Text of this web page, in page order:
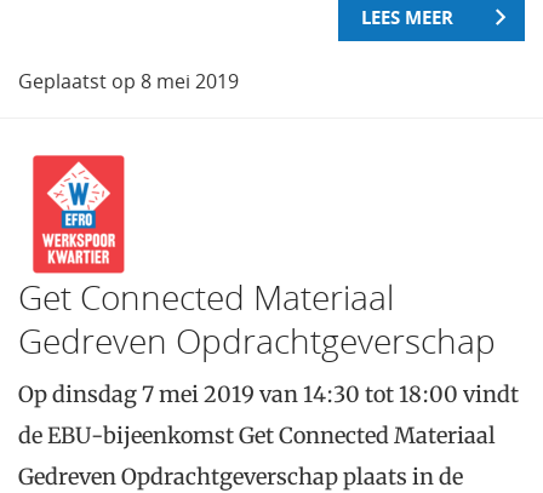
LEES MEER
Geplaatst op 8 mei 2019
Get Connected Materiaal
Gedreven Opdrachtgeverschap
Op dinsdag 7 mei 2019 van 14:30 tot 18:00 vindt
de EBU-bijeenkomst Get Connected Materiaal
Gedreven Opdrachtgeverschap plaats in de